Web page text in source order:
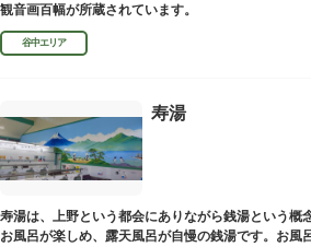
観音画百幅が所蔵されています。
谷中エリア
寿湯
寿湯は、上野という都会にありながら銭湯という概
お風呂が楽しめ、露天風呂が自慢の銭湯です。お風